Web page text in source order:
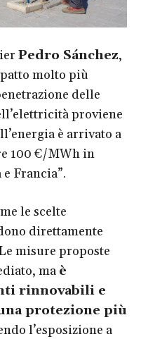
Pedro Sánchez,
molto più
delle
proviene
è arrivato a
100 €/MWh in
Francia”.
le scelte
direttamente
misure proposte
ma è
rinnovabili e
protezione più
l’esposizione a